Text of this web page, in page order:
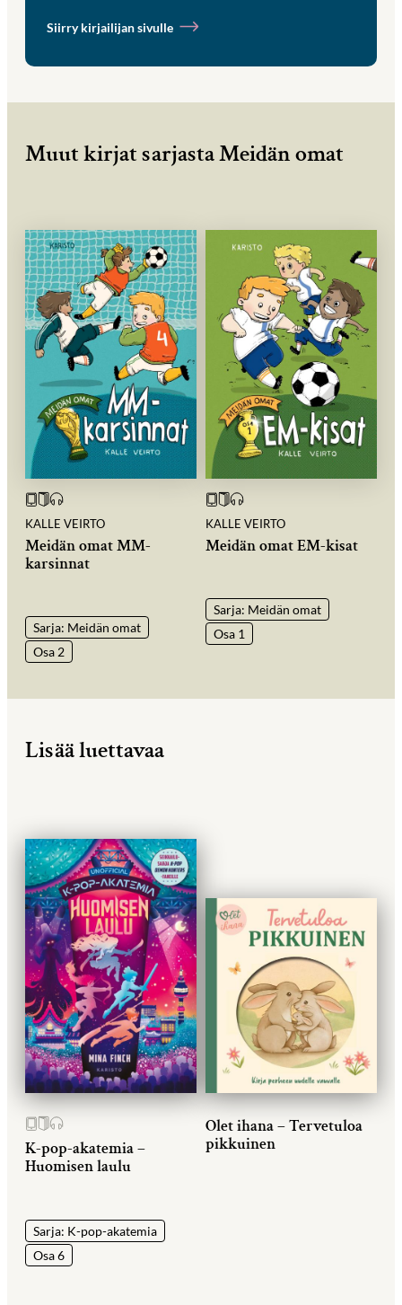
Siirry kirjailijan sivulle
Muut kirjat sarjasta Meidän omat
KALLE VEIRTO
Meidän omat MM-
karsinnat
Sarja: Meidän omat
Osa 2
KALLE VEIRTO
Meidän omat EM-kisat
Sarja: Meidän omat
Osa 1
Lisää luettavaa
K-pop-akatemia –
Huomisen laulu
Sarja: K-pop-akatemia
Osa 6
Olet ihana – Tervetuloa
pikkuinen